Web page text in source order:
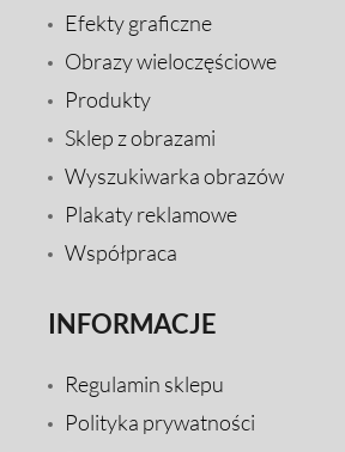
Efekty graficzne
Obrazy wieloczęściowe
Produkty
Sklep z obrazami
Wyszukiwarka obrazów
Plakaty reklamowe
Współpraca
INFORMACJE
Regulamin sklepu
Polityka prywatności